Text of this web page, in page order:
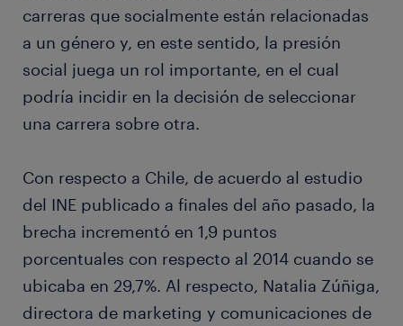
carreras que socialmente están relacionadas
a un género y, en este sentido, la presión
social juega un rol importante, en el cual
podría incidir en la decisión de seleccionar
una carrera sobre otra.
Con respecto a Chile, de acuerdo al estudio
del INE publicado a finales del año pasado, la
brecha incrementó en 1,9 puntos
porcentuales con respecto al 2014 cuando se
ubicaba en 29,7%. Al respecto, Natalia Zúñiga,
directora de marketing y comunicaciones de